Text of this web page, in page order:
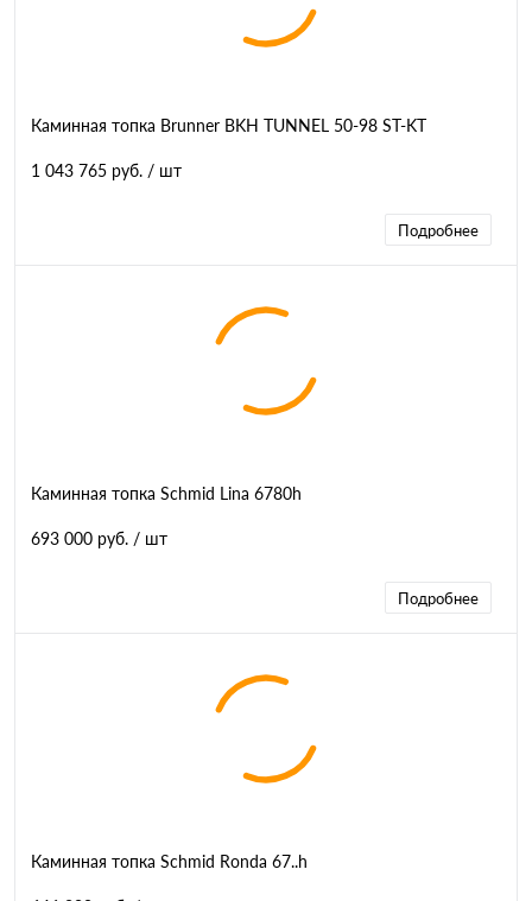
Каминная топка Brunner BKH TUNNEL 50-98 ST-KT
1 043 765 руб. / шт
Подробнее
Каминная топка Schmid Lina 6780h
693 000 руб. / шт
Подробнее
Каминная топка Schmid Ronda 67..h